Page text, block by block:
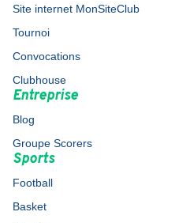
Site internet MonSiteClub
Tournoi
Convocations
Clubhouse
Entreprise
Blog
Groupe Scorers
Sports
Football
Basket